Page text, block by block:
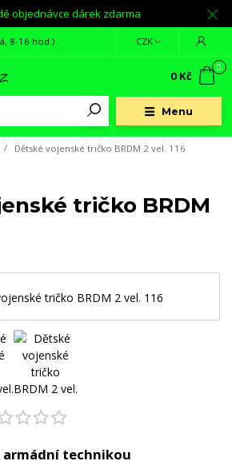
objednávce dárek zdarma
Menu
CZK
8-16 hod.)
0
0 Kč
Dětské vojenské tričko BRDM 2 vel. 116
tričko BRDM
technikou